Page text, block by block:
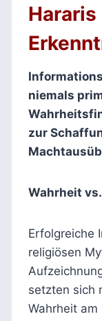
niemals
zur
Wahrheit
Erfolgreiche
religiösen
setzten sich
Wahrheit